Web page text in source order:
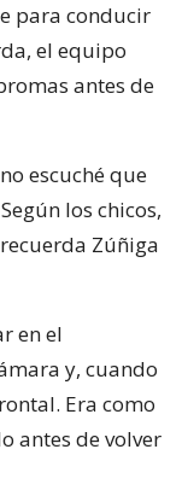
para conducir
el equipo
antes de
escuché que
los chicos,
Zúñiga
en el
y, cuando
Era como
antes de volver